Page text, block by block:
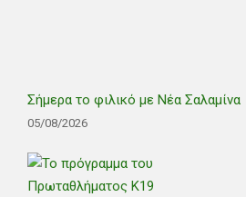
Σήμερα το φιλικό με Νέα Σαλαμίνα
05/08/2026